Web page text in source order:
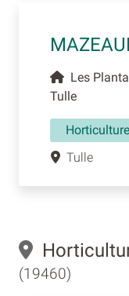
Les
Tulle
Tulle
(19460)